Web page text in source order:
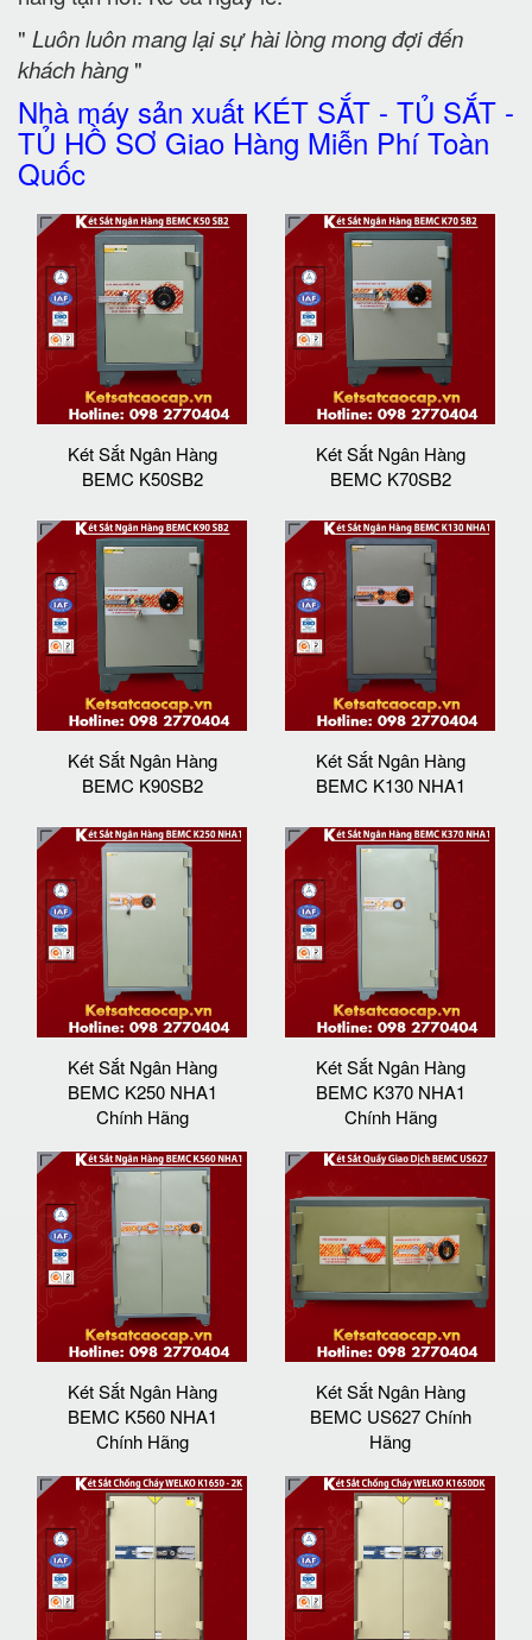
" Luôn luôn mang lại sự hài lòng mong đợi đến
khách hàng"
Nhà máy sản xuất KÉT SẮT - TỦ SẮT -
TỦ HỒ SƠ Giao Hàng Miễn Phí Toàn
Quốc
Két Sắt Ngân Hàng
BEMC K50SB2
Két Sắt Ngân Hàng
BEMC K70SB2
Két Sắt Ngân Hàng
BEMC K90SB2
Két Sắt Ngân Hàng
BEMC K130 NHA1
Két Sắt Ngân Hàng
BEMC K250 NHA1
Chính Hãng
Két Sắt Ngân Hàng
BEMC K370 NHA1
Chính Hãng
Két Sắt Ngân Hàng
BEMC K560 NHA1
Chính Hãng
Két Sắt Ngân Hàng
BEMC US627 Chính
Hãng